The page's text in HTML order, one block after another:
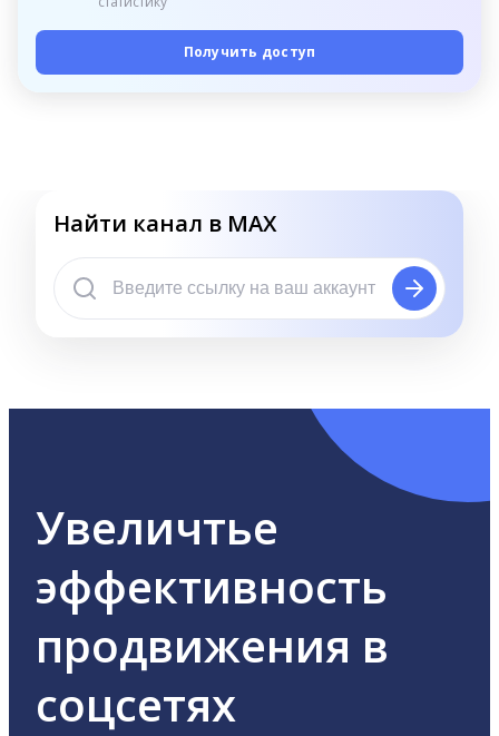
Получить доступ
Найти канал в MAX
Увеличтье
эффективность
продвижения в
соцсетях